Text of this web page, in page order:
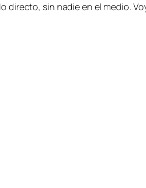
directo, sin nadie en el medio.